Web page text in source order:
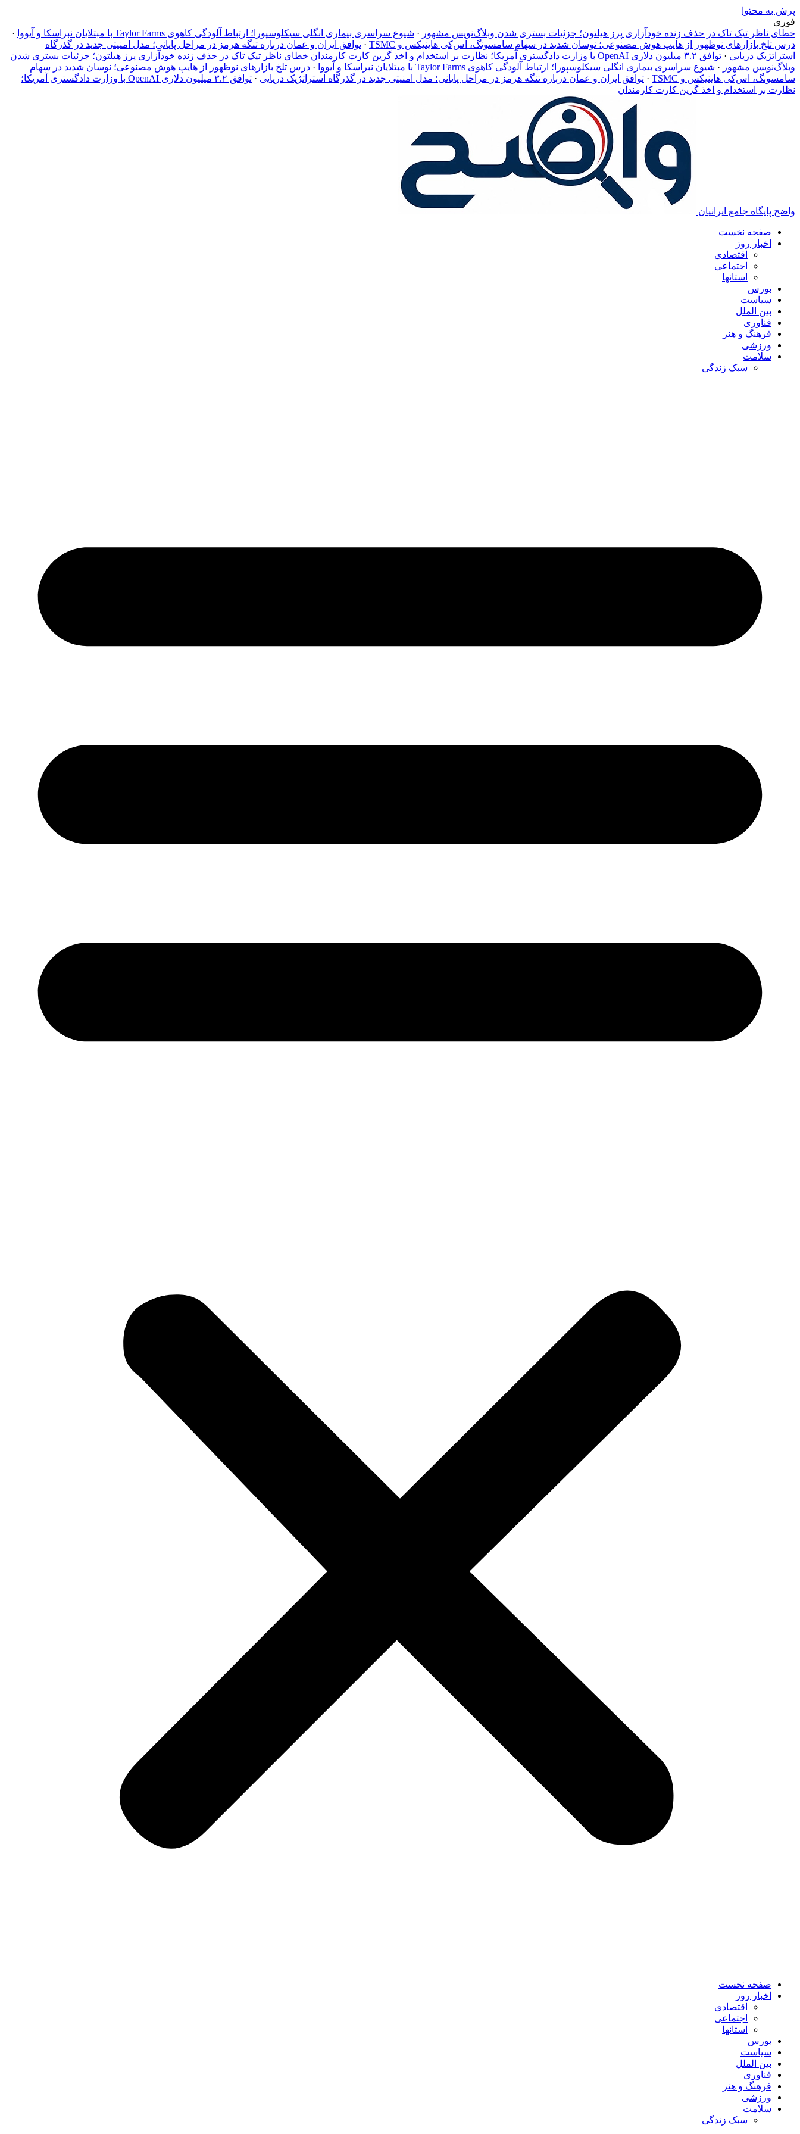
پرش به محتوا
فوری
خطای ناظر تیک تاک در حذف زنده خودآزاری پرز هیلتون؛ جزئیات بستری شدن وبلاگ‌نویس مشهور · شیوع سراسری بیماری انگلی سیکلوسپورا؛ ارتباط آلودگی کاهوی Taylor Farms با مبتلایان نبراسکا و آیووا
·
درس تلخ بازارهای نوظهور از هایپ هوش مصنوعی؛ نوسان شدید در سهام سامسونگ، اس‌کی هاینیکس و TSMC
· توافق ایران و عمان درباره تنگه هرمز در مراحل پایانی؛ مدل امنیتی جدید در گذرگاه
استراتژیک دریایی · توافق ۳.۲ میلیون دلاری OpenAI با وزارت دادگستری آمریکا؛ نظارت بر استخدام و اخذ گرین کارت کارمندان
خطای ناظر تیک تاک در حذف زنده خودآزاری پرز هیلتون؛ جزئیات بستری شدن
وبلاگ‌نویس مشهور · شیوع سراسری بیماری انگلی سیکلوسپورا؛ ارتباط آلودگی کاهوی Taylor Farms با مبتلایان نبراسکا و آیووا · درس تلخ بازارهای نوظهور از هایپ هوش مصنوعی؛ نوسان شدید در سهام
سامسونگ، اس‌کی هاینیکس و TSMC
· توافق ایران و عمان درباره تنگه هرمز در مراحل پایانی؛ مدل امنیتی جدید در گذرگاه استراتژیک دریایی ·
توافق ۳.۲ میلیون دلاری OpenAI با وزارت دادگستری آمریکا؛
نظارت بر استخدام و اخذ گرین کارت کارمندان
واضح پایگاه جامع ایرانیان
صفحه نخست
اخبار روز
اقتصادی
اجتماعی
استانها
بورس
سیاست
بین الملل
فناوری
فرهنگ و هنر
ورزشی
سلامت
سبک زندگی
صفحه نخست
اخبار روز
اقتصادی
اجتماعی
استانها
بورس
سیاست
بین الملل
فناوری
فرهنگ و هنر
ورزشی
سلامت
سبک زندگی